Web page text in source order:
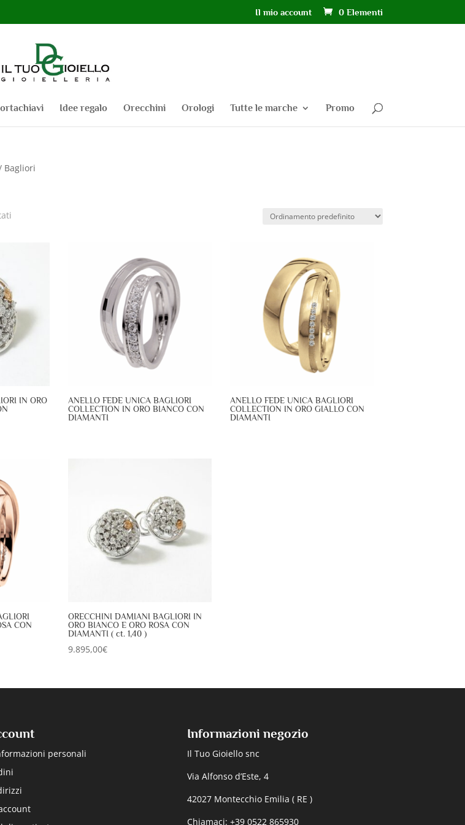
Il mio account 0 Elementi
Idee regalo Orecchini Orologi Tutte le marche Promo
Bagliori
IN ORO
ANELLO FEDE UNICA BAGLIORI
COLLECTION IN ORO BIANCO CON
DIAMANTI
ANELLO FEDE UNICA BAGLIORI
COLLECTION IN ORO GIALLO CON
DIAMANTI
CON
ORECCHINI DAMIANI BAGLIORI IN
ORO BIANCO E ORO ROSA CON
DIAMANTI ( ct. 1,40 )
9.895,00€
personali
Informazioni negozio
Il Tuo Gioiello snc
Via Alfonso d’Este, 4
42027 Montecchio Emilia ( RE )
Chiamaci: +39 0522 865930